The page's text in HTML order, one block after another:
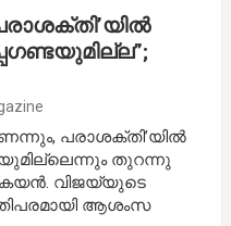
പരാശക്തി’യിൽ
തുറന്നു
വിജയ്‌യുടെ
ആശംസ